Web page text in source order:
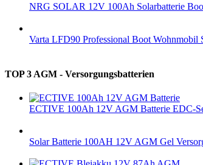
NRG SOLAR 12V 100Ah Solarbatterie
Varta LFD90 Professional Boot Wohnmobil
TOP 3 AGM - Versorgungsbatterien
ECTIVE 100Ah 12V AGM Batterie EDC-
Solar Batterie 100AH 12V AGM Gel